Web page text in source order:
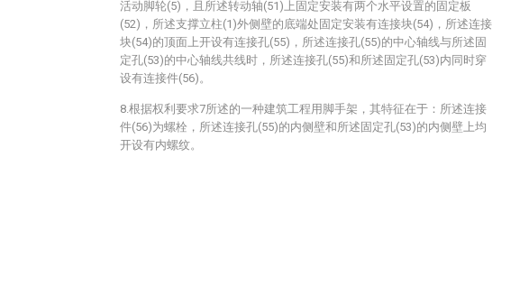
活动脚轮(5)，且所述转动轴(51)上固定安装有两个水平设置的固定板
(52)，所述支撑立柱(1)外侧壁的底端处固定安装有连接块(54)，所述连接
块(54)的顶面上开设有连接孔(55)，所述连接孔(55)的中心轴线与所述固
定孔(53)的中心轴线共线时，所述连接孔(55)和所述固定孔(53)内同时穿
设有连接件(56)。
8.根据权利要求7所述的一种建筑工程用脚手架，其特征在于：所述连接
件(56)为螺栓，所述连接孔(55)的内侧壁和所述固定孔(53)的内侧壁上均
开设有内螺纹。